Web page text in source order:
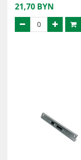
21,70 BYN